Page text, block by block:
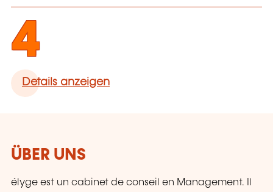
4
Details anzeigen
ÜBER UNS
élyge est un cabinet de conseil en Management. Il